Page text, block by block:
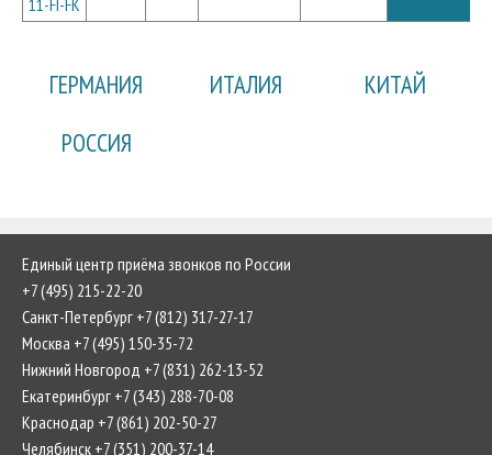
ГЕРМАНИЯ ИТАЛИЯ
КИТАЙ
РОССИЯ
Единый центр приёма звонков по России
+7 (495) 215-22-20
Санкт-Петербург +7 (812) 317-27-17
Москва +7 (495) 150-35-72
Нижний Новгород +7 (831) 262-13-52
Екатеринбург +7 (343) 288-70-08
Краснодар +7 (861) 202-50-27
Челябинск +7 (351) 200-37-14